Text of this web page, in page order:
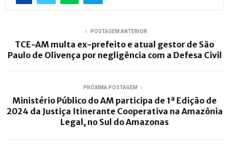
POSTAGEM ANTERIOR
TCE-AM multa ex-prefeito e atual gestor de São
Paulo de Olivença por negligência com a Defesa Civil
PRÓXIMA POSTAGEM
Ministério Público do AM participa de 1ª Edição de
2024 da Justiça Itinerante Cooperativa na Amazônia
Legal, no Sul do Amazonas